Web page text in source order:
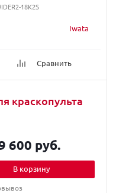
Iwata
Сравнить
18K2S
краскопультa
600 руб.
В корзину